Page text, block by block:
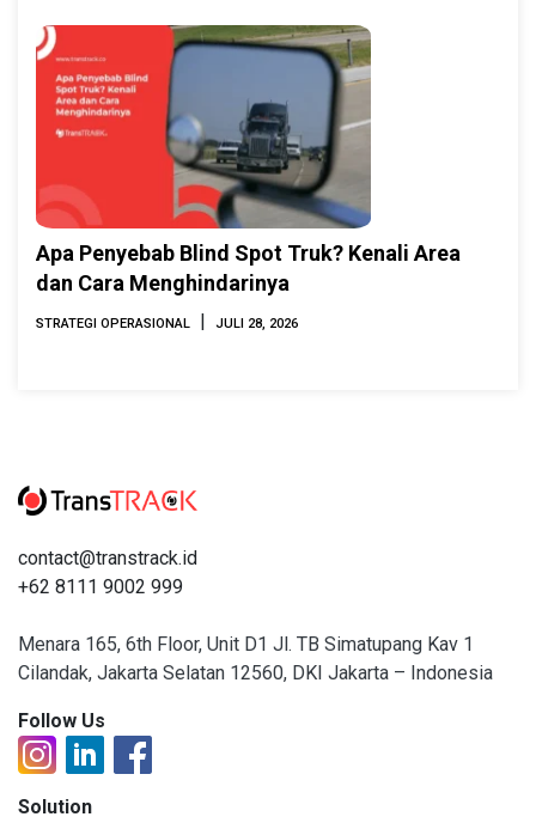
Apa Penyebab Blind Spot Truk? Kenali Area
dan Cara Menghindarinya
STRATEGI OPERASIONAL | JULI 28, 2026
contact@transtrack.id
+62 8111 9002 999
Menara 165, 6th Floor, Unit D1 Jl. TB Simatupang Kav 1
Cilandak, Jakarta Selatan 12560, DKI Jakarta – Indonesia
Follow Us
Solution